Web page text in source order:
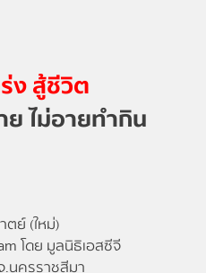
ง สู้ชีวิต
ไม่อายทำกิน
ตย์ (ใหม่)
โดย มูลนิธิเอสซีจี
.นครราชสีมา